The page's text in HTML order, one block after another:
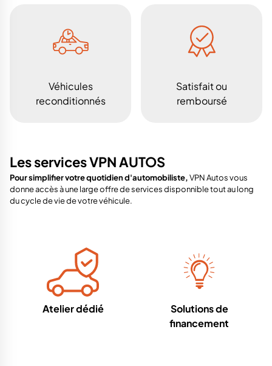
Véhicules
reconditionnés
Satisfait ou
remboursé
Les services VPN AUTOS
Pour simplifier votre quotidien d'automobiliste,VPN Autos vous
donne accès à une large offre de services disponnible tout au long
du cycle de vie de votre véhicule.
Atelier dédié
Solutions de
financement